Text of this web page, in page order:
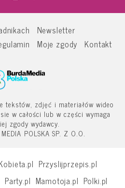
Newsletter
Moje zgody Kontakt
tekstów, zdjęć i materiałów wideo
w całości lub w części wymaga
zgody wydawcy.
POLSKA SP. Z O.O.
Przyslijprzepis.pl
Party.pl Mamotoja.pl Polki.pl